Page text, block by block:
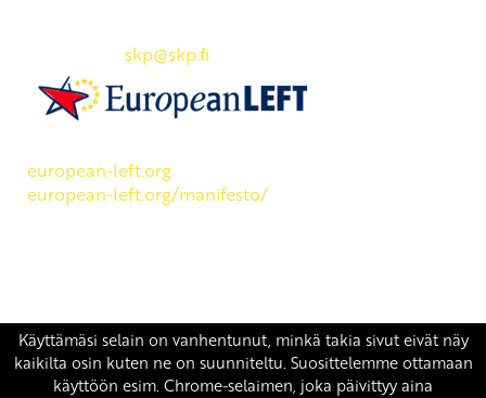
skp@skp.fi
european-left.org
european-left.org/manifesto/
Copyright 2026 © SKP| Tietosuojaseloste